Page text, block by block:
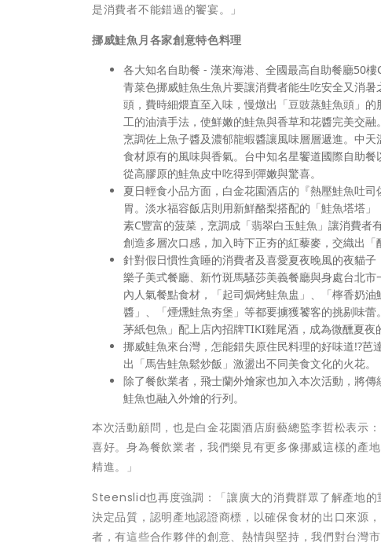
是消費者不能錯過的饗宴。」
挪威鮭魚月各家創意特色料理
各大知名自助餐 - 漢來海港、全國最高自助餐廳50
青菜色挪威鮭魚生魚片要讓消費者能生吃安全又消
頭，費時細煨直至入味，慢燉出「豆豉蒸鮭魚頭」
工的油漬手法，使鮮嫩的鮭魚與香草和花醬完美交
烹調佐上魚子醬及濃郁龍蝦醬讓風味層層遞進。中
食材原有的風味與香氣。台中知名星饗道國際自助
從高膠原的鮭魚皮中吃得到彈嫩與驚喜。
夏日輕食小品方面，白金花園酒店的『熱壓鮭魚吐
胃。淡水福容飯店則用新鮮酪梨搭配的「鮭魚塔塔
素C豐富的菠菜，烹調成「翡翠白玉鮭魚」讓消費者
創造多層次口感，加入時下正夯的紅藜麥，交織出「
針對假日慣性貪睡的消費者及喜愛夏夜晚風的夜貓
樂子美式餐廳、新竹斑馬騷莎美義餐廳與身處台北
內人氣餐點食材，「起司焗烤鮭魚盅」、「檸香奶
醬」、「煙燻鮭魚夯堡」等都要擄獲饕客的挑剔味
茅紙包魚」配上店內招牌TIKI雞尾酒，成為微醺夏夜
挪威鮭魚來台灣，怎能錯失原住民料理的好味道!?
出「馬告鮭魚鬆炒飯」激盪出不同美食文化的火花。
除了餐飲業者，飛士蘭外燴家也加入本次活動，將
鮭魚也融入外燴的行列。
本次活動顧問，也是白金花園酒店廚藝總監李哲松表示
喜好。身為餐飲業者，我們樂見有更多像挪威這樣的產
精進。」
Steenslid也再度強調：「讓廣大的消費群眾了解產地
決定品質，認明產地認證商標，以確保食材的出口來源
者，有這些合作夥伴的創意、熱情與堅持，我們對台灣